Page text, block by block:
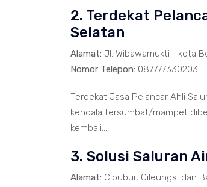
2. Terdekat
Selatan
Alamat: Jl. Wibawamukti II kota
Nomor Telepon: 087777330203
Terdekat Jasa Pelancar Ahli
kendala tersumbat/mampet
kembali...
3. Solusi Saluran
Alamat: Cibubur, Cileungsi dan